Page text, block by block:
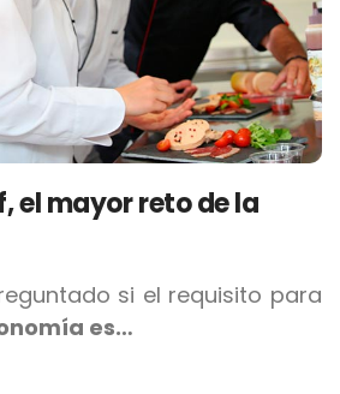
el mayor reto de la
si el requisito para
es…